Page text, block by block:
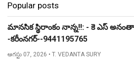
Popular posts
మానసిక స్థిరాంకం నాన్న!!: - కె ఎస్
-కరీంనగర్--9441195765
ఆగస్టు 07, 2026 • T. VEDANTA SURY